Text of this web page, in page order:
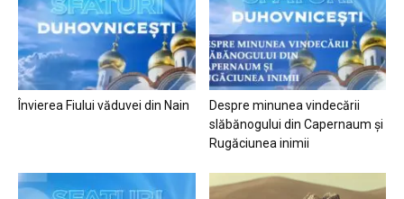
Învierea Fiului văduvei din Nain
Despre minunea vindecării
slăbănogului din Capernaum și
Rugăciunea inimii